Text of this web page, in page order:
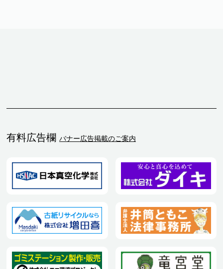
有料広告欄 バナー広告掲載のご案内